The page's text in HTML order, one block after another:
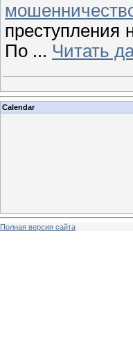
преступления
По ... Читать
Calendar
Полная версия сайта